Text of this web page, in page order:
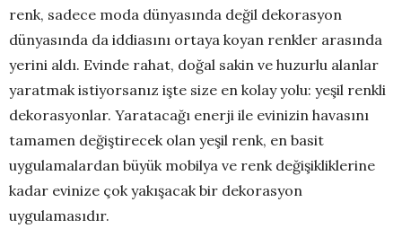
renk, sadece moda dünyasında değil dekorasyon
dünyasında da iddiasını ortaya koyan renkler arasında
yerini aldı. Evinde rahat, doğal sakin ve huzurlu alanlar
yaratmak istiyorsanız işte size en kolay yolu: yeşil renkli
dekorasyonlar. Yaratacağı enerji ile evinizin havasını
tamamen değiştirecek olan yeşil renk, en basit
uygulamalardan büyük mobilya ve renk değişikliklerine
kadar evinize çok yakışacak bir dekorasyon
uygulamasıdır.